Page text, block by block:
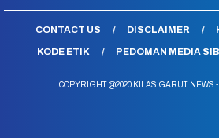
CONTACT US DISCLAIMER
KODE ETIK
PEDOMAN MEDIA
COPYRIGHT @2020 KILAS GARUT NEWS